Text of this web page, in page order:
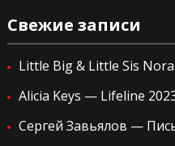
Свежие записи
Little Big & Little Sis
Alicia Keys — Lifeline
Сергей Завьялов —